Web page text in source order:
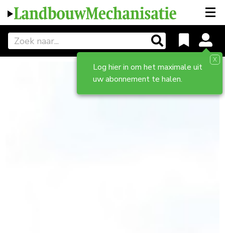
Log hier in om het maximale uit
uw abonnement te halen.
X